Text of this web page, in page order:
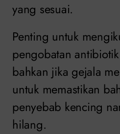
yang sesuai.
Penting untuk
pengobatan
bahkan jika gejala
untuk memastikan
penyebab kencing
hilang.